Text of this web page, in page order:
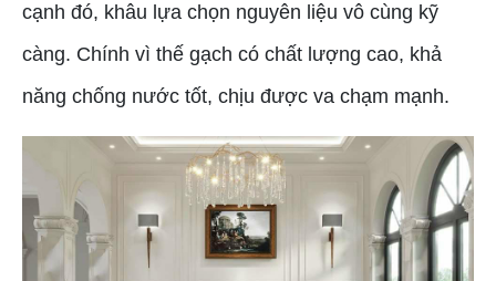
cạnh đó, khâu lựa chọn nguyên liệu vô cùng kỹ
càng. Chính vì thế gạch có chất lượng cao, khả
năng chống nước tốt, chịu được va chạm mạnh.